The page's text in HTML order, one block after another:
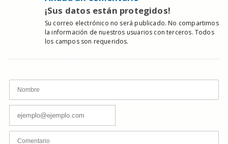
¡Sus datos están protegidos!
Su correo electrónico no será publicado. No compartimos
la información de nuestros usuarios con terceros. Todos
los campos son requeridos.